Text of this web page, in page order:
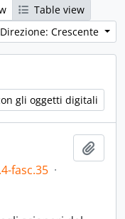
Table view
Direzione: Crescente
gli oggetti digitali
fasc.35 ·